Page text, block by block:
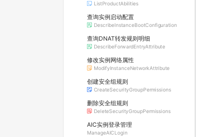
ListProductAbilities
查询实例启动配置
DescribeInstanceBootConfiguration
查询DNAT转发规则明细
DescribeForwardEntryAttribute
修改实例网络属性
ModifyInstanceNetworkAttribute
创建安全组规则
CreateSecurityGroupPermissions
删除安全组规则
DeleteSecurityGroupPermissions
AIC实例登录管理
ManageAICLogin